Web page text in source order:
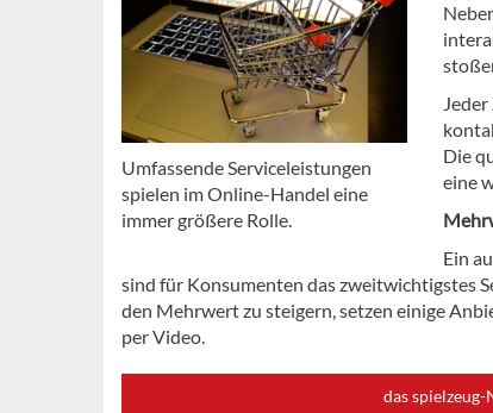
Umfassende Serviceleistungen
spielen im Online-Handel eine
immer größere Rolle.
Die
eine
Ein
sind für Konsumenten das zweitwichtigstes
den Mehrwert zu steigern, setzen einige
per Video.
das